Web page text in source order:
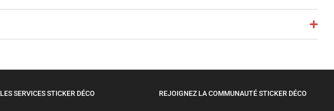
LES SERVICES STICKER DÉCO REJOIGNEZ LA COMMUNAUTÉ STICKER DÉCO